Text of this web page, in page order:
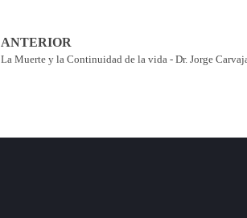
ANTERIOR
La Muerte y la Continuidad de la vida - Dr. Jorge